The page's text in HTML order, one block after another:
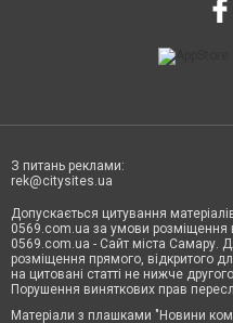
З питань реклами:
rek@citysites.ua
Допускається цитування
0569.com.ua за умови розміщення
0569.com.ua - Сайт міста Самару.
розміщення прямого, відкритого
на цитовані статті не нижче
Порушення виняткових прав
Матеріали з плашками "Новини